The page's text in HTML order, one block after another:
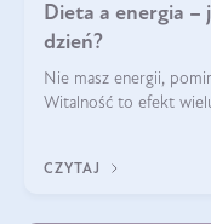
Dieta a energia –
dzień?
Nie masz energii,
Witalność to efekt
CZYTAJ